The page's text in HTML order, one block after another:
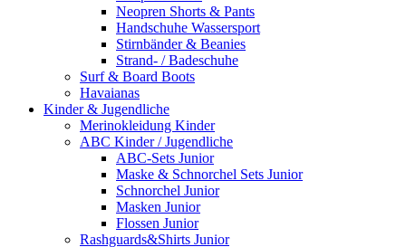
Neopren Shorts & Pants
Handschuhe Wassersport
Stirnbänder & Beanies
Strand- / Badeschuhe
Surf & Board Boots
Havaianas
Kinder & Jugendliche
Merinokleidung Kinder
ABC Kinder / Jugendliche
ABC-Sets Junior
Maske & Schnorchel Sets Junior
Schnorchel Junior
Masken Junior
Flossen Junior
Rashguards&Shirts Junior